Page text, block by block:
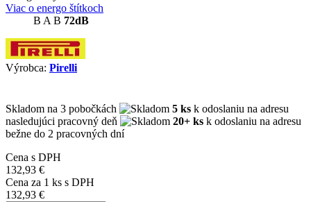
Viac o energo štítkoch
B A B 72dB
Výrobca: Pirelli
Skladom na 3 pobočkách 5 ks k odoslaniu na adresu
nasledujúci pracovný deň
20+ ks k odoslaniu na adresu
bežne do 2 pracovných dní
Cena s DPH
132,93 €
Cena za 1 ks s DPH
132,93 €